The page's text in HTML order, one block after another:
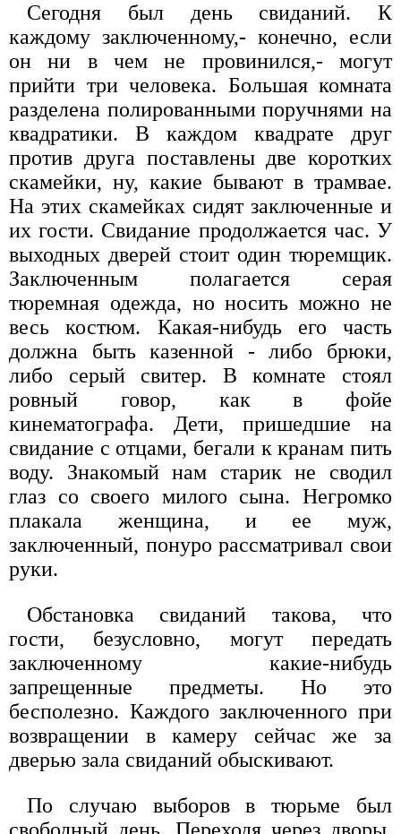
Сегодня был день свиданий. К
каждому заключенному,- конечно, если
он ни в чем не провинился,- могут
прийти три человека. Большая комната
разделена полированными поручнями на
квадратики. В каждом квадрате друг
против друга поставлены две коротких
скамейки, ну, какие бывают в трамвае.
На этих скамейках сидят заключенные и
их гости. Свидание продолжается час. У
выходных дверей стоит один тюремщик.
Заключенным полагается серая
тюремная одежда, но носить можно не
весь костюм. Какая-нибудь его часть
должна быть казенной - либо брюки,
либо серый свитер. В комнате стоял
ровный говор, как в фойе
кинематографа. Дети, пришедшие на
свидание с отцами, бегали к кранам пить
воду. Знакомый нам старик не сводил
глаз со своего милого сына. Негромко
плакала женщина, и ее муж,
заключенный, понуро рассматривал свои
руки.
Обстановка свиданий такова, что
гости, безусловно, могут передать
заключенному какие-нибудь
запрещенные предметы. Но это
бесполезно. Каждого заключенного при
возвращении в камеру сейчас же за
дверью зала свиданий обыскивают.
По случаю выборов в тюрьме был